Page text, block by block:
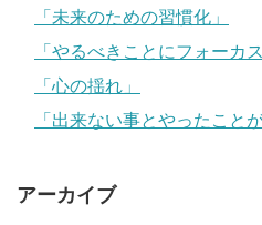
「未来のための習慣化」
「やるべきことにフォーカ
「心の揺れ」
「出来ない事とやったこと
アーカイブ